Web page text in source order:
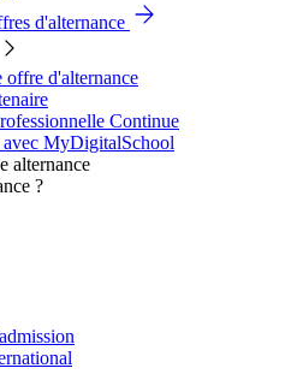
d'alternance
offre d'alternance
Continue
avec MyDigitalSchool
?